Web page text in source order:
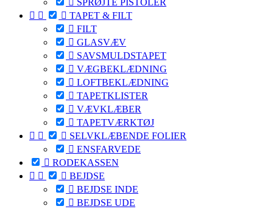
SPRØJTE PISTOLER
   TAPET & FILT
 FILT
 GLASVÆV
 SAVSMULDSTAPET
 VÆGBEKLÆDNING
 LOFTBEKLÆDNING
 TAPETKLISTER
 VÆVKLÆBER
 TAPETVÆRKTØJ
   SELVKLÆBENDE FOLIER
 ENSFARVEDE
 RODEKASSEN
   BEJDSE
 BEJDSE INDE
 BEJDSE UDE